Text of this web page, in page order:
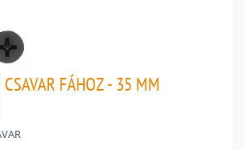
CSAVAR FÁHOZ - 35 MM